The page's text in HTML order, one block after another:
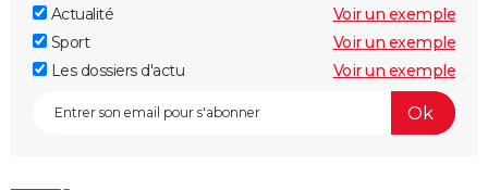
Actualité
Voir un exemple
Sport
Voir un exemple
Les dossiers d'actu
Voir un exemple